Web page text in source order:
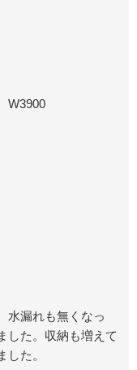
W3900
水漏れも無くなっ
した。収納も増えて
た。